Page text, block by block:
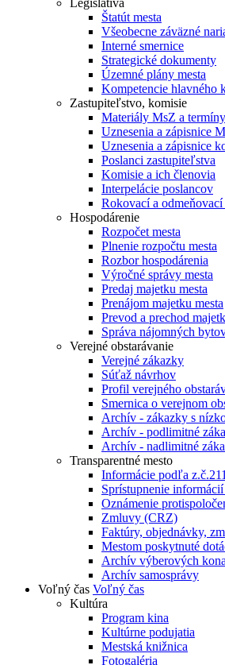
Legislatíva
Štatút mesta
Všeobecne záväzné
Interné smernice
Strategické dokumenty
Územné plány mesta
Kompetencie hlavného
Zastupiteľstvo, komisie
Materiály MsZ a termíny
Uznesenia a zápisnice
Uznesenia a zápisnice
Poslanci zastupiteľstva
Komisie a ich členovia
Interpelácie poslancov
Rokovací a
Hospodárenie
Rozpočet mesta
Plnenie rozpočtu mesta
Rozbor hospodárenia
Výročné správy mesta
Predaj majetku mesta
Prenájom majetku mesta
Prevod a prechod
Správa nájomných
Verejné obstarávanie
Verejné zákazky
Súťaž návrhov
Profil verejného
Smernica o verejnom
Archív - zákazky s
Archív - podlimitné
Archív - nadlimitné
Transparentné mesto
Informácie podľa
Sprístupnenie
Oznámenie
Zmluvy (CRZ)
Faktúry, objednávky,
Mestom poskytnuté
Archív výberových
Archív samosprávy
Voľný čas Voľný čas
Kultúra
Program kina
Kultúrne podujatia
Mestská knižnica
Fotogaléria